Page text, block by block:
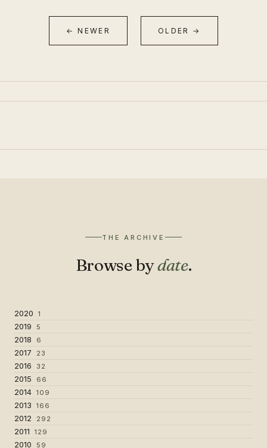
← NEWER OLDER →
THE ARCHIVE
Browse bydate.
2020 1
2019 5
2018 6
2017 23
2016 32
2015 66
2014 109
2013 166
2012 292
2011 129
2010 59